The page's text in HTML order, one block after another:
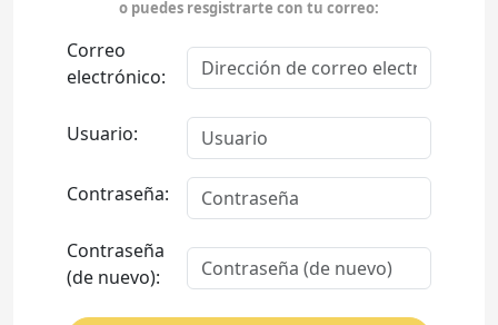
o puedes resgistrarte con tu correo:
Correo
electrónico:
Usuario:
Contraseña:
Contraseña
(de nuevo):